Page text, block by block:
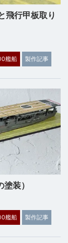
飛行甲板取り
艦船 製作記事
装）
艦船 製作記事